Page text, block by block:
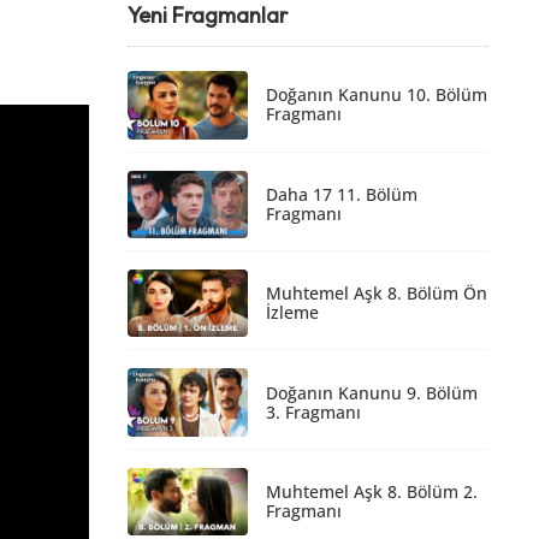
Yeni Fragmanlar
Doğanın Kanunu 10. Bölüm
Fragmanı
Daha 17 11. Bölüm
Fragmanı
Muhtemel Aşk 8. Bölüm Ön
İzleme
Doğanın Kanunu 9. Bölüm
3. Fragmanı
Muhtemel Aşk 8. Bölüm 2.
Fragmanı